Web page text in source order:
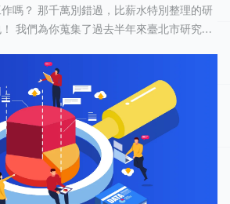
特別整理的研
助
分享他們最真實的工作經歷，有 11 人認為